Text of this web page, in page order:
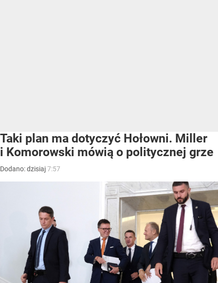
Taki plan ma dotyczyć Hołowni. Miller
i Komorowski mówią o politycznej grze
Dodano:dzisiaj7:57